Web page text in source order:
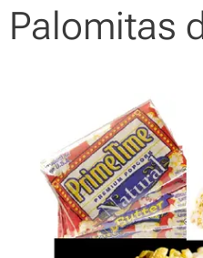
Palomitas